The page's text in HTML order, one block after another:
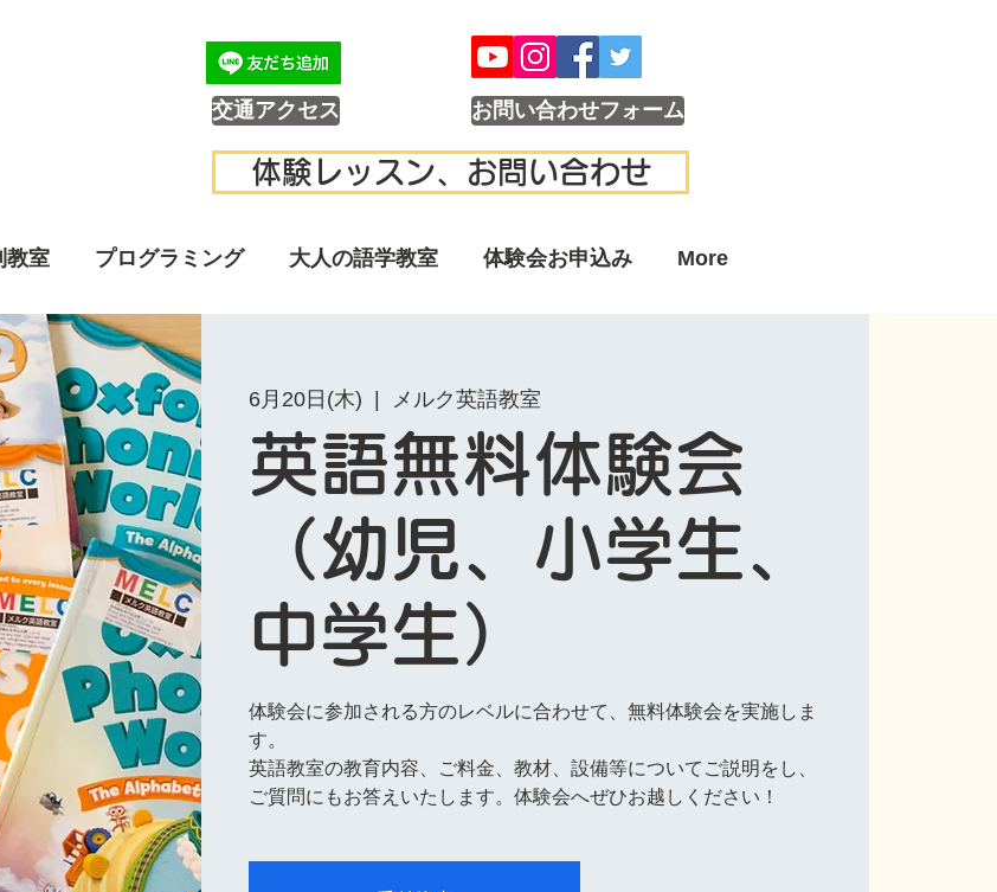
交通アクセス お問い合わせフォーム
体験レッスン、お問い合わせ
教室 プログラミング 大人の語学教室 体験会お申込み More
6月20日(木) メルク英語教室
英語無料体験会
（幼児、小学生、
中学生）
体験会に参加される方のレベルに合わせて、無料体験会を実施しま
す。
英語教室の教育内容、ご料金、教材、設備等についてご説明をし、
ご質問にもお答えいたします。体験会へぜひお越しください！